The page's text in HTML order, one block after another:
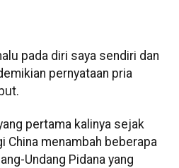
pada diri saya sendiri dan
pernyataan pria
pertama kalinya sejak
menambah beberapa
Undang Pidana yang